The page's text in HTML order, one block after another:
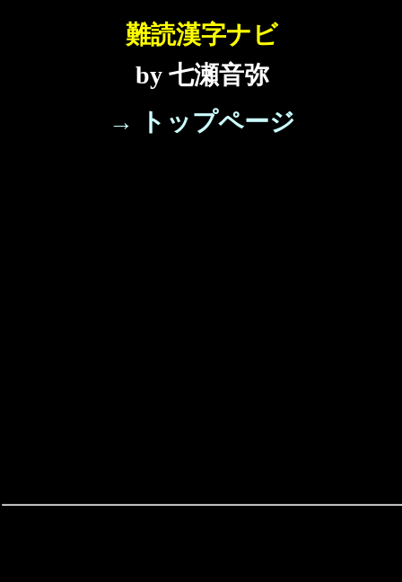
難読漢字ナビ
by 七瀬音弥
→ トップページ